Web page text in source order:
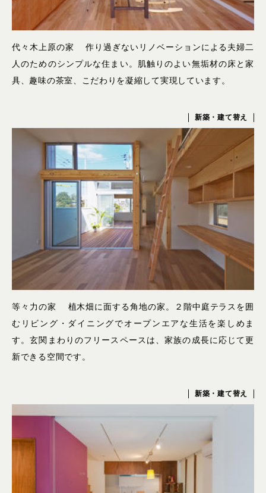
代々木上原の家 作り過ぎないリノベーションによる夫婦二
人のためのシンプルな住まい。肌触りのよい無垢材の床と家
具、趣味の茶室、こだわりを凝縮して実現しています。
新築・建て替え
等々力の家 植木畑に面する角地の家。２階中庭テラスを囲
むリビング・ダイニングでオープンエアな生活を楽しめま
す。玄関まわりのフリースペースは、家族の成長に応じて更
新できる空間です。
新築・建て替え